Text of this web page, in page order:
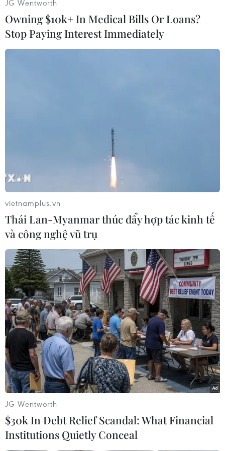
TIN CÙNG CHUYÊN MỤC
NAPAS và KiotViet hợp tác mở rộng
hệ sinh thái thanh toán VietQR
06/08/2026 14:03
Xã Tây Giang khai mạc Ngày hội văn
hóa Cơ Tu lần thứ 1
06/08/2026 10:38
Chiêm ngưỡng vẻ đẹp kỳ vĩ
trên cung đường ven biển Khánh
Hòa
06/08/2026 09:40
JG Wentworth
Owning $10k+ In Medical Bills Or Loans?
Stop Paying Interest Immediately
vietnamplus.vn
Thái Lan-Myanmar thúc đẩy hợp tác kinh tế
và công nghệ vũ trụ
JG Wentworth
$30k In Debt Relief Scandal: What Financial
Institutions Quietly Conceal